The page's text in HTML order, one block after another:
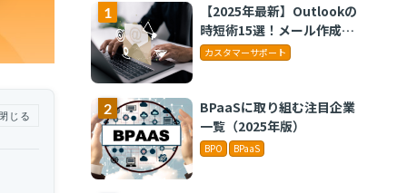
じる
【2025年最新】Outlookの
時短術15選！メール作成や
タスク管理のテクニックを
カスタマーサポート
BPaaSに取り組む注目企業
一覧（2025年版）
BPO BPaaS